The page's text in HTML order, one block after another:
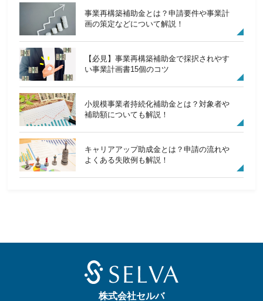
事業再構築補助金とは？申請要件や事業計
画の策定などについて解説！
【必見】事業再構築補助金で採択されやす
い事業計画書15個のコツ
小規模事業者持続化補助金とは？対象者や
補助額についても解説！
キャリアアップ助成金とは？申請の流れや
よくある失敗例も解説！
株式会社セルバ